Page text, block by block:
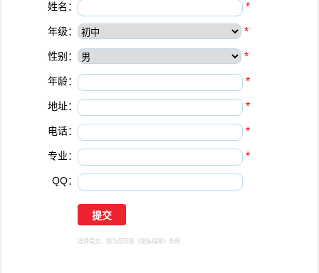
姓名： *
年级： *
性别： *
年龄： *
地址： *
电话： *
专业： *
QQ：
选择提交，视为您同意 《隐私保障》 条例